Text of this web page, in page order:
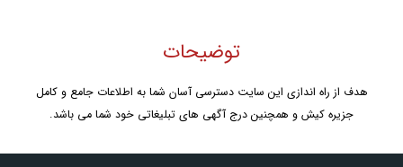
توضیحات
هدف از راه اندازی این سایت دسترسی آسان شما به اطلاعات جامع و کامل
جزیره کیش و همچنین درج آگهی های تبلیغاتی خود شما می باشد.